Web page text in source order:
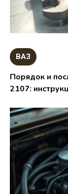
ВАЗ
Порядок и
2107: